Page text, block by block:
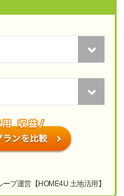
ープ運営【HOME4U 土地活用】